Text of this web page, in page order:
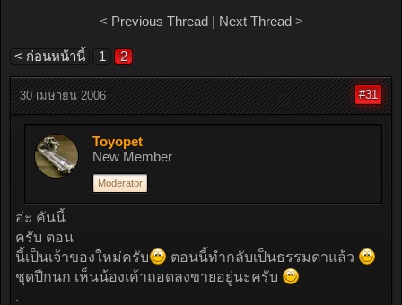
< Previous Thread| Next Thread>
< ก่อนหน้านี้ 1 2
30 เมษายน 2006 #31
Toyopet
New Member
Moderator
อ่ะ คันนี้
ครับ ตอน
นี้เป็นเจ้าของใหม่ครับ
ตอนนี้ทำกลับเป็นธรรมดาแล้ว
ชุดปีกนก เห็นน้องเค้าถอดลงขายอยู่นะครับ
.